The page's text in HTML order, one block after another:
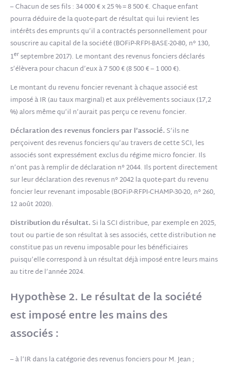
– Chacun de ses fils : 34 000 € x 25 % = 8 500 €. Chaque enfant
pourra déduire de la quote-part de résultat qui lui revient les
intérêts des emprunts qu’il a contractés personnellement pour
souscrire au capital de la société (BOFiP-RFPI-BASE-20-80, n° 130,
1er septembre 2017). Le montant des revenus fonciers déclarés
s’élèvera pour chacun d’eux à 7 500 € (8 500 € – 1 000 €).
Le montant du revenu foncier revenant à chaque associé est
imposé à IR (au taux marginal) et aux prélèvements sociaux (17,2
%) alors même qu’il n’aurait pas perçu ce revenu foncier.
Déclaration des revenus fonciers par l’associé. S’ils ne
perçoivent des revenus fonciers qu’au travers de cette SCI, les
associés sont expressément exclus du régime micro foncier. Ils
n’ont pas à remplir de déclaration n° 2044. Ils portent directement
sur leur déclaration des revenus n° 2042 la quote-part du revenu
foncier leur revenant imposable (BOFiP-RFPI-CHAMP-30-20, n° 260,
12 août 2020).
Distribution du résultat. Si la SCI distribue, par exemple en 2025,
tout ou partie de son résultat à ses associés, cette distribution ne
constitue pas un revenu imposable pour les bénéficiaires
puisqu’elle correspond à un résultat déjà imposé entre leurs mains
au titre de l’année 2024.
Hypothèse 2. Le résultat de la société
est imposé entre les mains des
associés :
– à l’IR dans la catégorie des revenus fonciers pour M. Jean ;